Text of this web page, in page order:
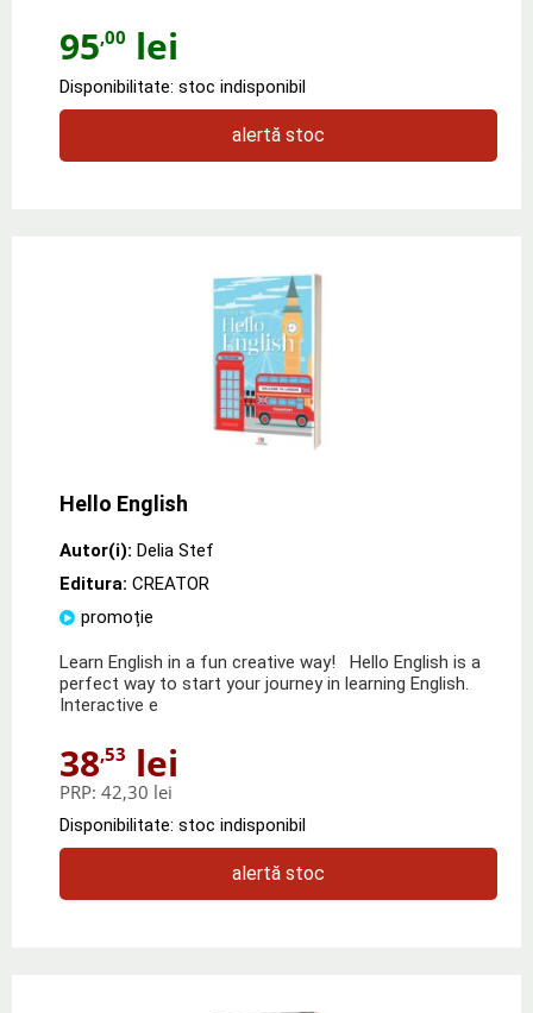
95,00 lei
Disponibilitate: stoc indisponibil
alertă stoc
Hello English
Autor(i): Delia Stef
Editura: CREATOR
promoție
Learn English in a fun creative way! Hello English is a
perfect way to start your journey in learning English.
Interactive e
38,53 lei
PRP: 42,30 lei
Disponibilitate: stoc indisponibil
alertă stoc